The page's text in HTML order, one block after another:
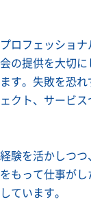
ロフェッショ
の提供を大切
す。失敗を恐れ
クト、サービ
験を活かしつ
もって仕事が
ています。